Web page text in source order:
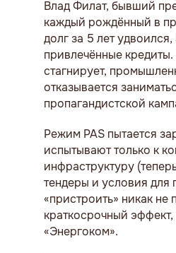
Влад Филат, бывший
каждый рождённый в
долг за 5 лет
привлечённые
стагнирует,
отказывается
пропагандистской
Режим PAS пытается
испытывают только к
инфраструктуру
тендеры и условия
«пристроить» никак
краткосрочный
«Энергоком».